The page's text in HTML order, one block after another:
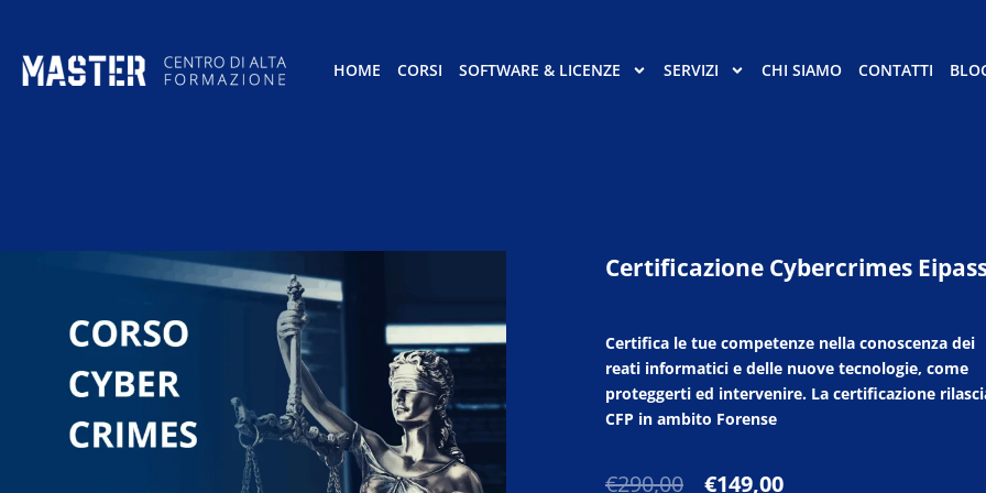
HOME CORSI SOFTWARE & LICENZE SERVIZI CHI SIAMO CONTATTI
Certificazione Cybercrimes
Certifica le tue competenze nella conoscenza dei
reati informatici e delle nuove tecnologie, come
proteggerti ed intervenire. La certificazione
CFP in ambito Forense
€290,00
Il
€149,00Il